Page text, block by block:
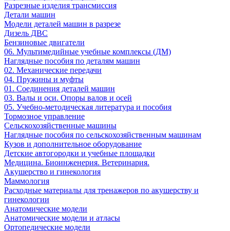
Разрезные изделия трансмиссия
Детали машин
Модели деталей машин в разрезе
Дизель ДВС
Бензиновые двигатели
06. Мультимедийные учебные комплексы (ДМ)
Наглядные пособия по деталям машин
02. Механические передачи
04. Пружины и муфты
01. Соединения деталей машин
03. Валы и оси. Опоры валов и осей
05. Учебно-методическая литература и пособия
Тормозное управление
Сельскохозяйственные машины
Наглядные пособия по сельскохозяйственным машинам
Кузов и дополнительное оборудование
Детские автогородки и учебные площадки
Медицина. Биоинженерия. Ветеринария.
Акушерство и гинекология
Маммология
Расходные материалы для тренажеров по акушерству и
гинекологии
Анатомические модели
Анатомические модели и атласы
Ортопедические модели